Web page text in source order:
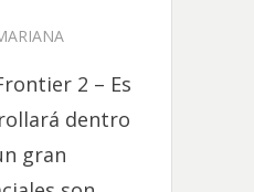
2 – Es
dentro
gran